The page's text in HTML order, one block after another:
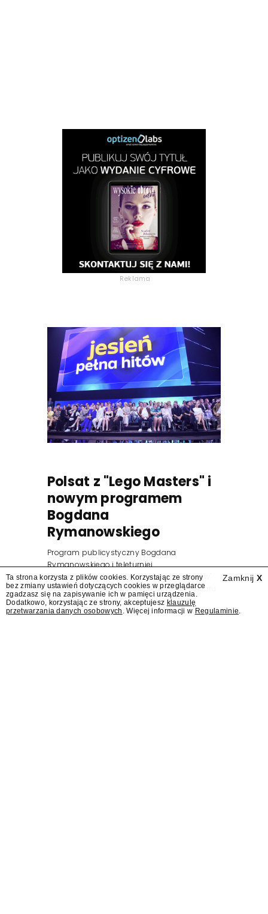
Reklama
Polsat z "Lego Masters" i
nowym programem
Bogdana
Rymanowskiego
Program publicystyczny Bogdana
Rymanowskiego i teleturniej
muzyczny "Hitster. Muzyczna gra przebojów"
znajdą się wśród jesiennych nowości Polsatu.
Polsat przejmuje od TVN program "Lego
Masters".
Zamknij X
Ta strona korzysta z plików cookies. Korzystając ze strony
bez zmiany ustawień dotyczących cookies w przeglądarce
zgadzasz się na zapisywanie ich w pamięci urządzenia.
Dodatkowo, korzystając ze strony, akceptujesz klauzulę
przetwarzania danych osobowych . Więcej informacji w Regulaminie.